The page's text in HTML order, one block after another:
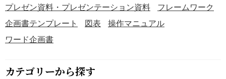
プレゼン資料・プレゼンテーション資料
フレームワーク
企画書テンプレート
図表
操作マニュアル
ワード企画書
カテゴリーから探す